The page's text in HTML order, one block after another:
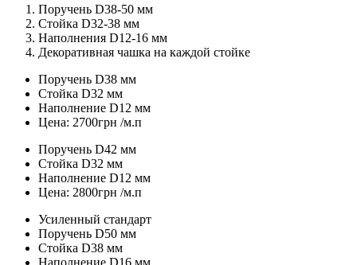
Поручень D38-50 мм
Стойка D32-38 мм
Наполнения D12-16 мм
Декоративная чашка на каждой стойке
Поручень D38 мм
Стойка D32 мм
Наполнение D12 мм
Цена: 2700грн /м.п
Поручень D42 мм
Стойка D32 мм
Наполнение D12 мм
Цена: 2800грн /м.п
Усиленный стандарт
Поручень D50 мм
Стойка D38 мм
Наполнение D16 мм